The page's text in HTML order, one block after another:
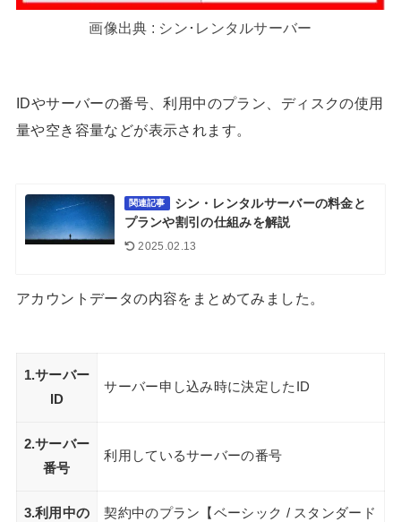
画像出典 : シン･レンタルサーバー
IDやサーバーの番号、利用中のプラン、ディスクの使用
量や空き容量などが表示されます。
関連記事
シン・レンタルサーバーの料金と
プランや割引の仕組みを解説
2025.02.13
アカウントデータの内容をまとめてみました。
1.サーバー
ID
サーバー申し込み時に決定したID
2.サーバー
番号
利用しているサーバーの番号
3.利用中の
契約中のプラン【ベーシック / スタンダード